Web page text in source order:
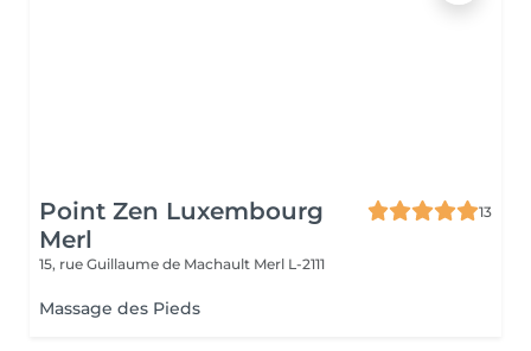
Point Zen Luxembourg
Merl
13
15, rue Guillaume de Machault Merl L-2111
Massage des Pieds